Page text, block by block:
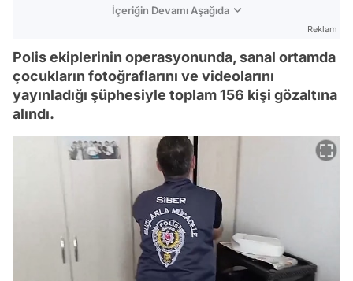
İçeriğin Devamı Aşağıda
Reklam
Polis ekiplerinin operasyonunda, sanal ortamda
çocukların fotoğraflarını ve videolarını
yayınladığı şüphesiyle toplam 156 kişi gözaltına
alındı.